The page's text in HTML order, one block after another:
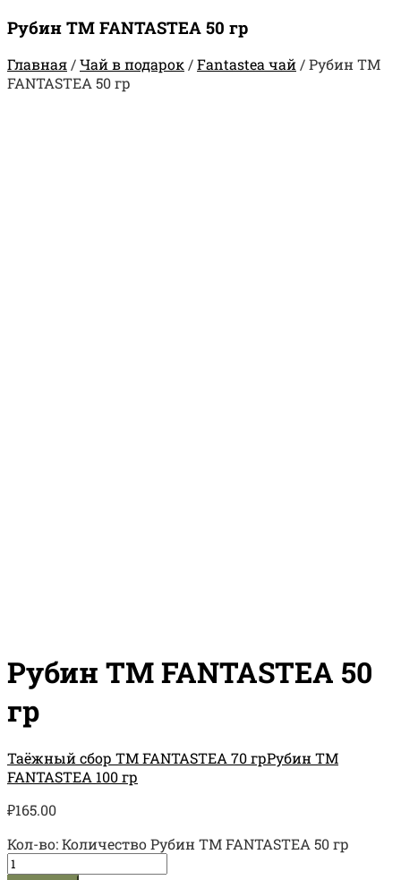
Рубин TM FANTASTEA 50 гр
Главная/Чай в подарок/Fantastea чай/Рубин TM
FANTASTEA 50 гр
Рубин TM FANTASTEA 50
гр
Таёжный сбор TM FANTASTEA 70 грРубин TM
FANTASTEA 100 гр
₽165.00
Кол-во:Количество Рубин TM FANTASTEA 50 гр